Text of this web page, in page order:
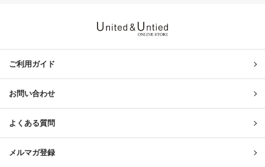
ご利用ガイド
お問い合わせ
よくある質問
メルマガ登録